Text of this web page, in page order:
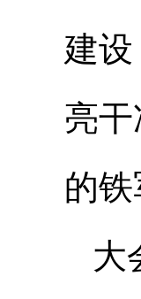
建
亮
的铁
大